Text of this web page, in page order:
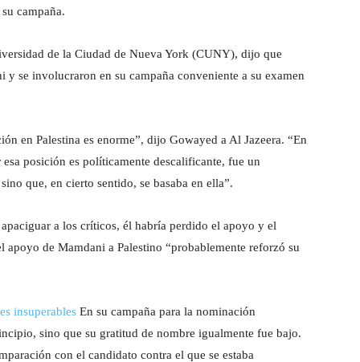
campaña.
de la Ciudad de Nueva York (CUNY), dijo que
se involucraron en su campaña conveniente a su examen
en Palestina es enorme”, dijo Gowayed a Al Jazeera. “En
posición es políticamente descalificante, fue un
que, en cierto sentido, se basaba en ella”.
a los críticos, él habría perdido el apoyo y el
apoyo de Mamdani a Palestino “probablemente reforzó su
insuperables En su campaña para la nominación
sino que su gratitud de nombre igualmente fue bajo.
con el candidato contra el que se estaba